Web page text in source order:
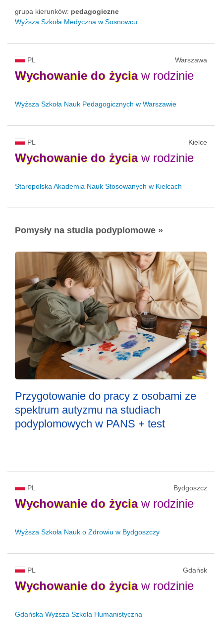
grupa kierunków: pedagogiczne
Wyższa Szkoła Medyczna w Sosnowcu
PL Warszawa
Wychowanie do życiaw rodzinie
Wyższa Szkoła Nauk Pedagogicznych w Warszawie
PL Kielce
Wychowanie do życiaw rodzinie
Staropolska Akademia Nauk Stosowanych w Kielcach
Pomysły na studia podyplomowe »
Przygotowanie do pracy z osobami ze
spektrum autyzmu na studiach
podyplomowych w PANS + test
PL Bydgoszcz
Wychowanie do życiaw rodzinie
Wyższa Szkoła Nauk o Zdrowiu w Bydgoszczy
PL Gdańsk
Wychowanie do życiaw rodzinie
Gdańska Wyższa Szkoła Humanistyczna